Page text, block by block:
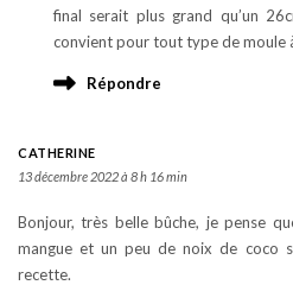
final serait plus grand qu’un
convient pour tout type de moule
Répondre
CATHERINE
13 décembre 2022 à 8 h 16 min
Bonjour, très belle bûche, je pense
mangue et un peu de noix de coco
recette.